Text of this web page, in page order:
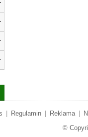
Regulamin Reklama
©